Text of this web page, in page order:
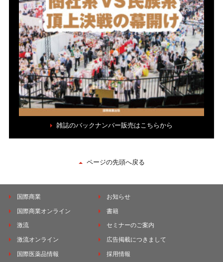
雑誌のバックナンバー販売はこちらから
ページの先頭へ戻る
国際商業
国際商業オンライン
激流
激流オンライン
国際医薬品情報
お知らせ
書籍
セミナーのご案内
広告掲載につきまして
採用情報